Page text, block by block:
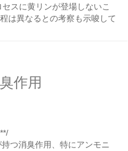
スに黄リンが登場しないこ
は異なるとの考察も示唆して
作用
つ消臭作用、特にアンモニ